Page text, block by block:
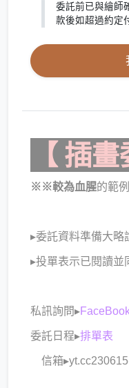
委託前已與繪師
款後如超過約定
【 插畫
※※較為血腥的範例
▸委託資料準備大略
▸投單表示已閱讀並
私訊詢問▸
委託日程▸排單表
信箱